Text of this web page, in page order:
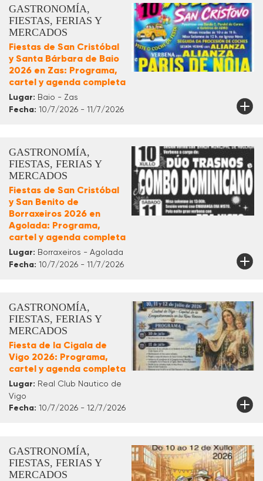
GASTRONOMÍA,
FIESTAS, FERIAS Y
MERCADOS
Fiestas de San Cristóbal
y Santa Bárbara de Baio
2026 en Zas: Programa,
cartel y agenda completa
Lugar: Baio - Zas
Fecha: 10/7/2026 - 11/7/2026
GASTRONOMÍA,
FIESTAS, FERIAS Y
MERCADOS
Fiestas de San Cristóbal
y San Benito de
Borraxeiros 2026 en
Agolada: Programa,
cartel y agenda completa
Lugar: Borraxeiros - Agolada
Fecha: 10/7/2026 - 11/7/2026
GASTRONOMÍA,
FIESTAS, FERIAS Y
MERCADOS
Fiesta de la Cigala de
Vigo 2026: Programa,
cartel y agenda completa
Lugar: Real Club Nautico de
Vigo
Fecha: 10/7/2026 - 12/7/2026
GASTRONOMÍA,
FIESTAS, FERIAS Y
MERCADOS